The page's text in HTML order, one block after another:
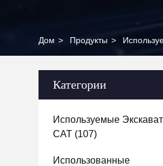
Дом > Продукты >
Категории
Используемые
CAT (107)
Использованные